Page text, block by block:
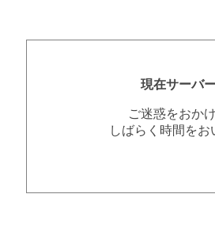
現在サーバ
ご迷惑をおか
しばらく時間を